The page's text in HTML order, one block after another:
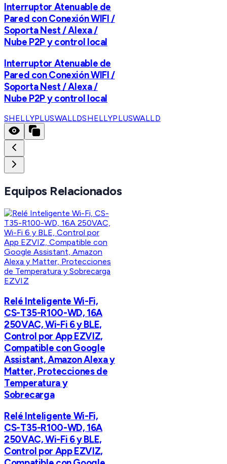
Interruptor Atenuable de
Pared con Conexión WIFI /
Soporta Nest / Alexa /
Nube P2P y control local
Interruptor Atenuable de
Pared con Conexión WIFI /
Soporta Nest / Alexa /
Nube P2P y control local
SHELLYPLUSWALLDSHELLYPLUSWALLD
Equipos Relacionados
EZVIZ
Relé Inteligente Wi-Fi,
CS-T35-R100-WD, 16A
250VAC, Wi-Fi 6 y BLE,
Control por App EZVIZ,
Compatible con Google
Assistant, Amazon Alexa y
Matter, Protecciones de
Temperatura y
Sobrecarga
Relé Inteligente Wi-Fi,
CS-T35-R100-WD, 16A
250VAC, Wi-Fi 6 y BLE,
Control por App EZVIZ,